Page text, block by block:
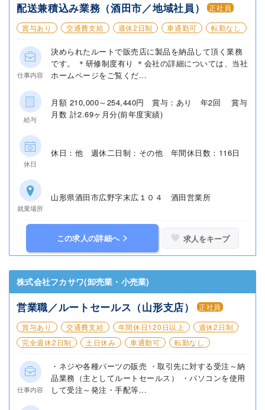
配送兼積込み業務（酒田市／地域社員）
正社員
賞与あり
交通費支給 週休2日制 車通勤可 転勤なし
仕事内容
決められたルートで販売店に製品を納品して頂く業務
です。 ＊研修制度有り ＊会社の詳細については、当社
ホームページをご覧くだ...
給与
月額 210,000～254,440円 賞与：あり 年2回 賞与
月数 計2.69ヶ月分(前年度実績)
休日
休日：他 週休二日制：その他 年間休日数：116日
就業場所
山形県酒田市広野字末広１０４ 酒田営業所
この求人の詳細へ 求人をキープ
株式会社フカサワ(卸売業・小売業)
営業職／ルートセールス（山形支店）
正社員
賞与あり
交通費支給 年間休日120日以上
週休2日制
完全週休2日制
土日休み 車通勤可 転勤なし
仕事内容
・ネジや各種パーツの販売 ・取引先に対する受注～納
品業務（主としてルートセールス） ・パソコンを使用
して受注～発注・手配等...